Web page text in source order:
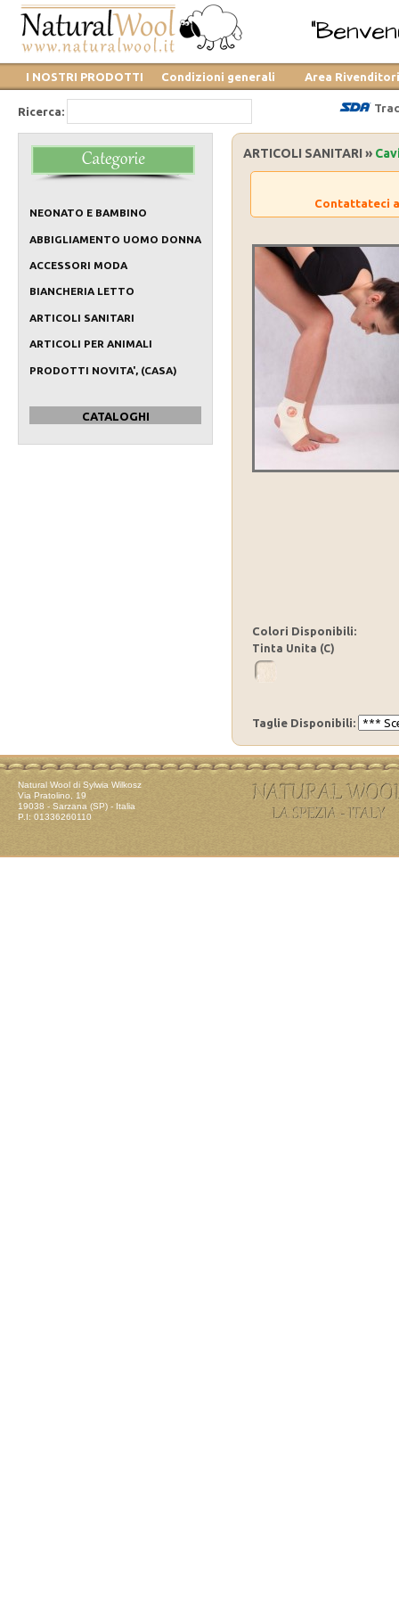
I NOSTRI PRODOTTI Condizioni generali Area Rivenditori
Ricerca:
NEONATO E BAMBINO
ABBIGLIAMENTO UOMO DONNA
ACCESSORI MODA
BIANCHERIA LETTO
ARTICOLI SANITARI
ARTICOLI PER ANIMALI
PRODOTTI NOVITA', (CASA)
CATALOGHI
ARTICOLI SANITARI »
Contattateci
Colori Disponibili:
Tinta Unita (C)
Taglie Disponibili:
Natural Wool di Sylwia Wilkosz
Via Pratolino, 19
19038 - Sarzana (SP) - Italia
P.I: 01336260110